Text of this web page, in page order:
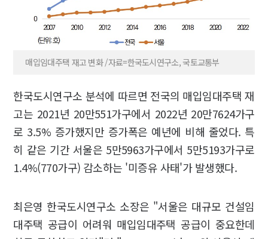
매입임대주택 재고 변화 /자료=한국도시연구소, 국토교통부
한국도시연구소 분석에 따르면 전국의 매입임대주택 재
고는 2021년 20만551가구에서 2022년 20만7624가구
로 3.5% 증가했지만 증가폭은 예년에 비해 줄었다. 특
히 같은 기간 서울은 5만5963가구에서 5만5193가구로
1.4%(770가구) 감소하는 '미증유 사태'가 발생했다.
최은영 한국도시연구소 소장은 "서울은 대규모 건설임
대주택 공급이 어려워 매입임대주택 공급이 중요한데